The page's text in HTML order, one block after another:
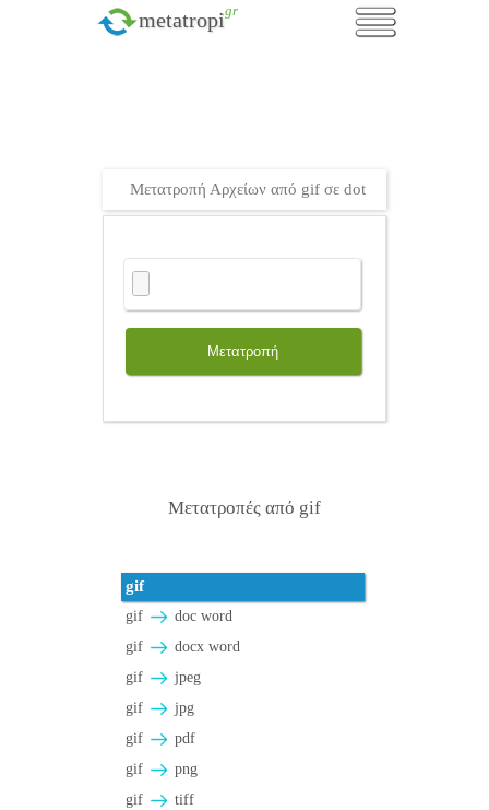
metatropi.gr
Μετατροπή Αρχείων από gif σε dot
Μετατροπή
Μετατροπές από gif
gif
gif
doc word
gif
docx word
gif
jpeg
gif
jpg
gif
pdf
gif
png
gif
tiff